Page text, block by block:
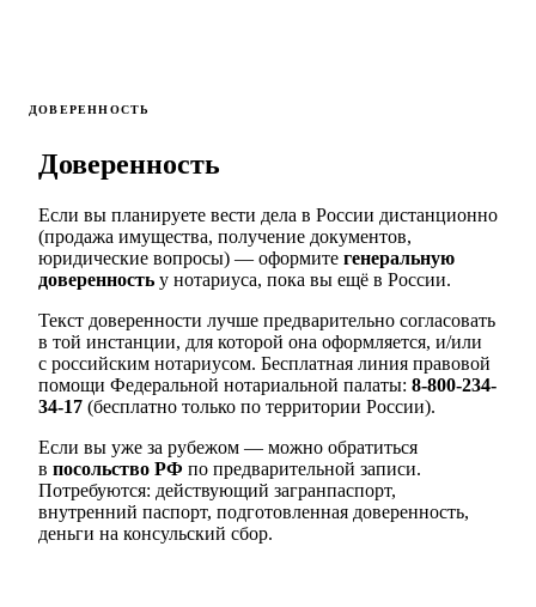
ДОВЕРЕННОСТЬ
Доверенность
Если вы планируете вести дела в России дистанционно
(продажа имущества, получение документов,
юридические вопросы) — оформите генеральную
доверенность у нотариуса, пока вы ещё в России.
Текст доверенности лучше предварительно согласовать
в той инстанции, для которой она оформляется, и/или
с российским нотариусом. Бесплатная линия правовой
помощи Федеральной нотариальной палаты: 8-800-234-
34-17 (бесплатно только по территории России).
Если вы уже за рубежом — можно обратиться
в посольство РФ по предварительной записи.
Потребуются: действующий загранпаспорт,
внутренний паспорт, подготовленная доверенность,
деньги на консульский сбор.